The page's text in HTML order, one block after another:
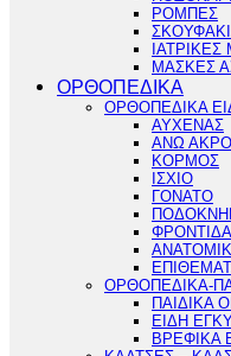
ΡΟΜΠΕΣ
ΜΑΣΚΕΣ
ΟΡΘΟΠΕΔΙΚΑ
ΟΡΘΟΠΕΔΙΚΑ
ΑΥΧΕΝΑΣ
ΑΝΩ ΑΚΡΟ
ΚΟΡΜΟΣ
ΙΣΧΙΟ
ΓΟΝΑΤΟ
ΟΡΘΟΠΕΔΙΚΑ-
ΠΑΙΔΙΚΑ
ΕΙΔΗ
ΒΡΕΦΙΚΑ